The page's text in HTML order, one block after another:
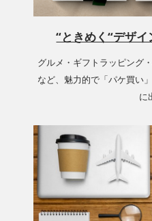
“ときめく“デザ
グルメ・ギフトラッピング
など、魅力的で「パケ買い
に